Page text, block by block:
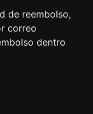
de reembolso,
correo
dentro